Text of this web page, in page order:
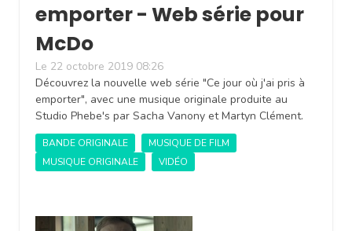
emporter - Web série pour
McDo
Le 22 octobre 2019 08:26
Découvrez la nouvelle web série "Ce jour où j'ai pris à
emporter", avec une musique originale produite au
Studio Phebe's par Sacha Vanony et Martyn Clément.
BANDE ORIGINALE
MUSIQUE DE FILM
MUSIQUE ORIGINALE
VIDÉO